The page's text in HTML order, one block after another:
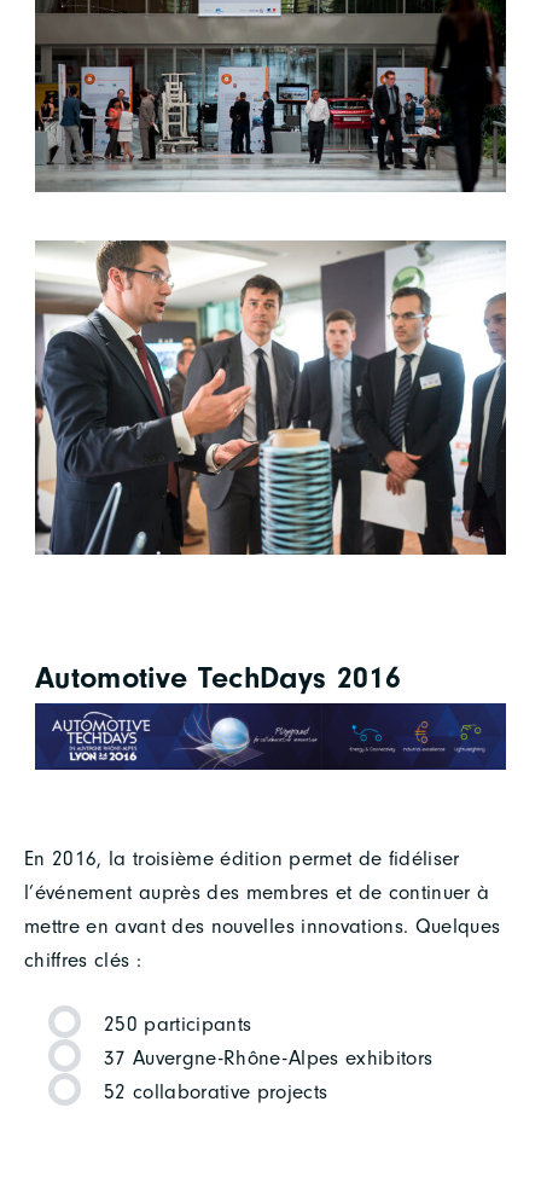
Automotive TechDays 2016
En 2016, la troisième édition permet de fidéliser
l’événement auprès des membres et de continuer à
mettre en avant des nouvelles innovations. Quelques
chiffres clés :
250 participants
37 Auvergne-Rhône-Alpes exhibitors
52 collaborative projects